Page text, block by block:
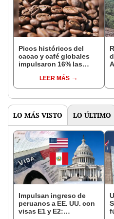
Picos históricos del
cacao y café globales
impulsaron 16% las
amazónicas del Perú
LEER MÁS
LO MÁS VISTO LO ÚLTIMO
Impulsan ingreso de
peruanos a EE. UU. con
visas E1 y E2: